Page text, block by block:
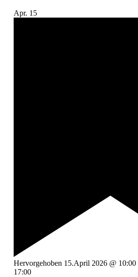
Apr. 15
Hervorgehoben 15.April 2026 @ 10:00
17:00